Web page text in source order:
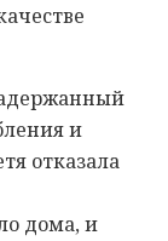
и
отказала
дома, и